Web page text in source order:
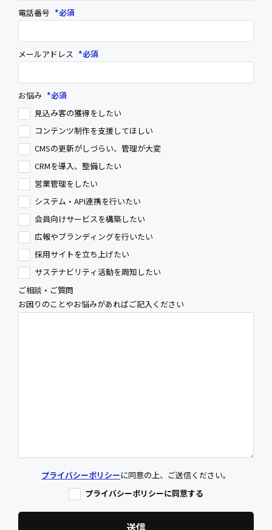
電話番号
メールアドレス
お悩み
見込み客の獲得をしたい
コンテンツ制作を支援してほしい
CMSの更新がしづらい、管理が大変
CRMを導入、整備したい
営業管理をしたい
システム・API連携を行いたい
会員向けサービスを構築したい
広報やブランディングを行いたい
採用サイトを立ち上げたい
サステナビリティ活動を周知したい
ご相談・ご質問
お困りのことやお悩みがあればご記入ください
プライバシーポリシーに同意の上、ご送信ください。
プライバシーポリシーに同意する